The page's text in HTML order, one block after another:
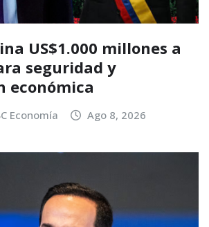
US$1.000 millones a
seguridad y
económica
Economía Ago 8, 2026